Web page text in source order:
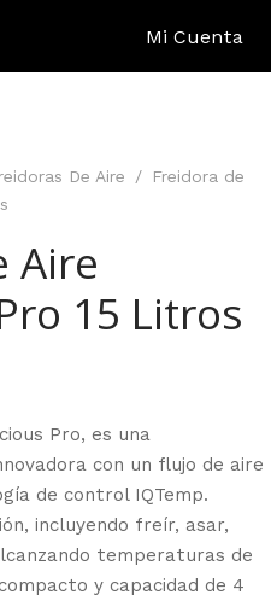
Mi Cuenta
De Aire /
Freidora de
Aire
15 Litros
Pro, es una
con un flujo de aire
de control IQTemp.
incluyendo freír, asar,
temperaturas de
y capacidad de 4